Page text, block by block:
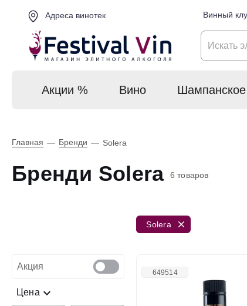
Адреса винотек Винный
Акции % Вино Шампанское
Главная — Бренди — Solera
Бренди Solera 6 товаров
Акция
Цена
Solera
649514